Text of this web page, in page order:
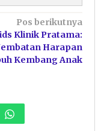
Pos berikutnya
Klinik Pratama:
Harapan
Kembang Anak